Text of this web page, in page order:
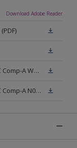
Download Adobe Reader
Veiligheidsinformatieblad Crafco PTC Comp-A W05 (MSDS)
Veiligheidsinformatieblad Crafco PTC Comp-A N00 (MSDS)